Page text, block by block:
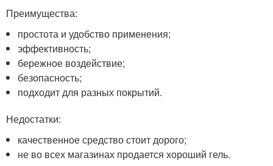
Преимущества:
простота и удобство применения;
эффективность;
бережное воздействие;
безопасность;
подходит для разных покрытий.
Недостатки:
качественное средство стоит дорого;
не во всех магазинах продается хороший гель.